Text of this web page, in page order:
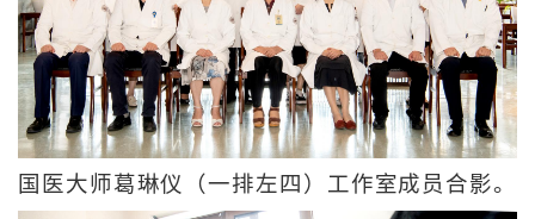
国医大师葛琳仪（一排左四）工作室成员合影。